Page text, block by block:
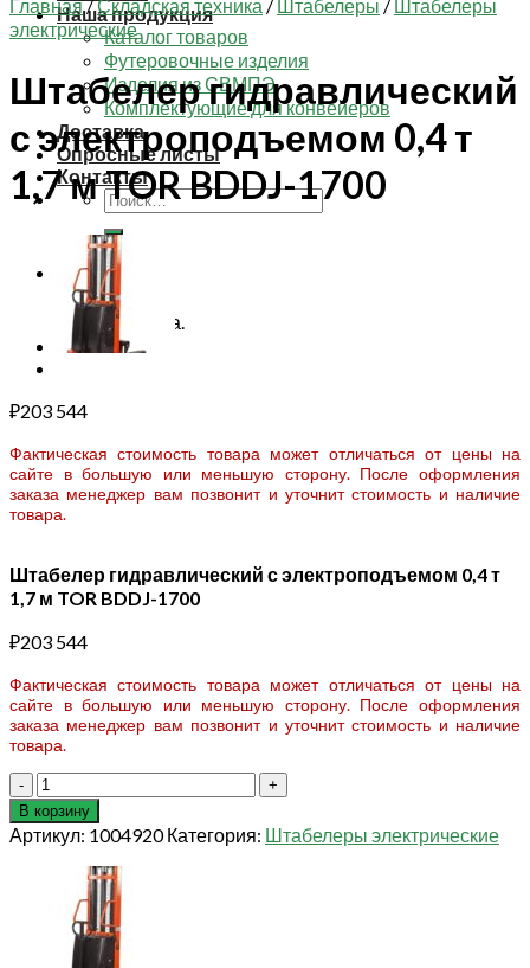
Наша продукция
Каталог товаров
Футеровочные изделия
Изделия из СВМПЭ
Комплектующие для конвейеров
Доставка
Опросные листы
Контакты
Искать:
Корзина
Корзина пуста.
Главная/Складская техника / Штабелеры / Штабелеры
электрические
Штабелер гидравлический
с электроподъемом 0,4 т
1,7 м TOR BDDJ-1700
₽203 544
Фактическая стоимость товара может отличаться от цены на
сайте в большую или меньшую сторону. После оформления
заказа менеджер вам позвонит и уточнит стоимость и наличие
товара.
Штабелер гидравлический с электроподъемом 0,4 т
1,7 м TOR BDDJ-1700
₽203 544
Фактическая стоимость товара может отличаться от цены на
сайте в большую или меньшую сторону. После оформления
заказа менеджер вам позвонит и уточнит стоимость и наличие
товара.
Количество
товара
Штабелер
гидравлический
электроподъемом
В корзину
Артикул: 1004920 Категория: Штабелеры электрические